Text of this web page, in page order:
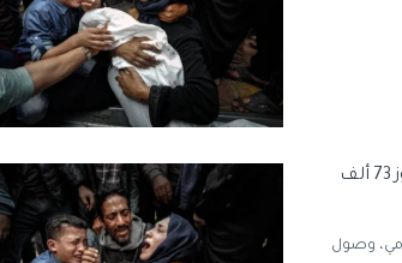
الصحة بغزة: 8 شهداء خلال يوم وحصيلة العدوان على غزة تتجاوز 73 ألف
وصول